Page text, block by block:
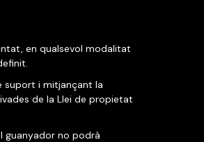
en qualsevol modalitat
suport i mitjançant la
de la Llei de propietat
guanyador no podrà